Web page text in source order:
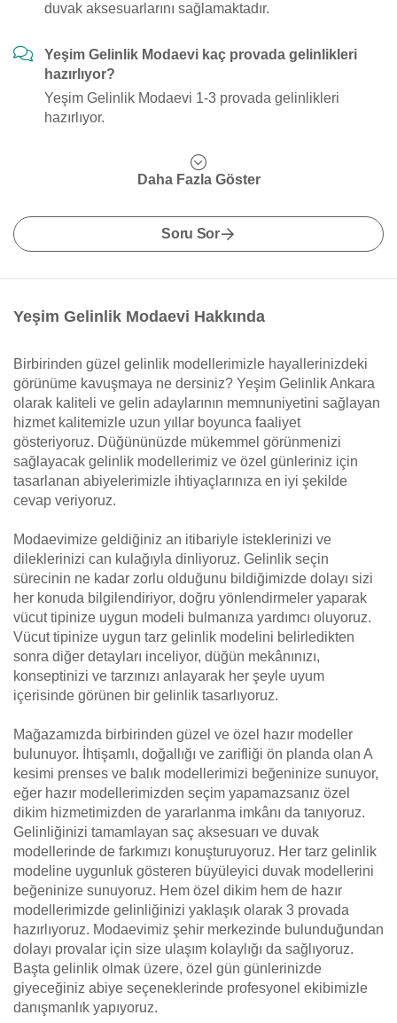
duvak aksesuarlarını sağlamaktadır.
Yeşim Gelinlik Modaevi kaç provada gelinlikleri
hazırlıyor?
Yeşim Gelinlik Modaevi 1-3 provada gelinlikleri
hazırlıyor.
Daha Fazla Göster
Soru Sor
Yeşim Gelinlik Modaevi Hakkında
Birbirinden güzel gelinlik modellerimizle hayallerinizdeki
görünüme kavuşmaya ne dersiniz? Yeşim Gelinlik Ankara
olarak kaliteli ve gelin adaylarının memnuniyetini sağlayan
hizmet kalitemizle uzun yıllar boyunca faaliyet
gösteriyoruz. Düğününüzde mükemmel görünmenizi
sağlayacak gelinlik modellerimiz ve özel günleriniz için
tasarlanan abiyelerimizle ihtiyaçlarınıza en iyi şekilde
cevap veriyoruz.
Modaevimize geldiğiniz an itibariyle isteklerinizi ve
dileklerinizi can kulağıyla dinliyoruz. Gelinlik seçin
sürecinin ne kadar zorlu olduğunu bildiğimizde dolayı sizi
her konuda bilgilendiriyor, doğru yönlendirmeler yaparak
vücut tipinize uygun modeli bulmanıza yardımcı oluyoruz.
Vücut tipinize uygun tarz gelinlik modelini belirledikten
sonra diğer detayları inceliyor, düğün mekânınızı,
konseptinizi ve tarzınızı anlayarak her şeyle uyum
içerisinde görünen bir gelinlik tasarlıyoruz.
Mağazamızda birbirinden güzel ve özel hazır modeller
bulunuyor. İhtişamlı, doğallığı ve zarifliği ön planda olan A
kesimi prenses ve balık modellerimizi beğeninize sunuyor,
eğer hazır modellerimizden seçim yapamazsanız özel
dikim hizmetimizden de yararlanma imkânı da tanıyoruz.
Gelinliğinizi tamamlayan saç aksesuarı ve duvak
modellerinde de farkımızı konuşturuyoruz. Her tarz gelinlik
modeline uygunluk gösteren büyüleyici duvak modellerini
beğeninize sunuyoruz. Hem özel dikim hem de hazır
modellerimizde gelinliğinizi yaklaşık olarak 3 provada
hazırlıyoruz. Modaevimiz şehir merkezinde bulunduğundan
dolayı provalar için size ulaşım kolaylığı da sağlıyoruz.
Başta gelinlik olmak üzere, özel gün günlerinizde
giyeceğiniz abiye seçeneklerinde profesyonel ekibimizle
danışmanlık yapıyoruz.